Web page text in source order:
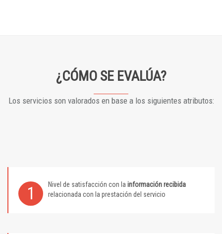
¿CÓMO SE EVALÚA?
Los servicios son valorados en base a los siguientes atributos:
1 Nivel de satisfacción con la información recibida
relacionada con la prestación del servicio